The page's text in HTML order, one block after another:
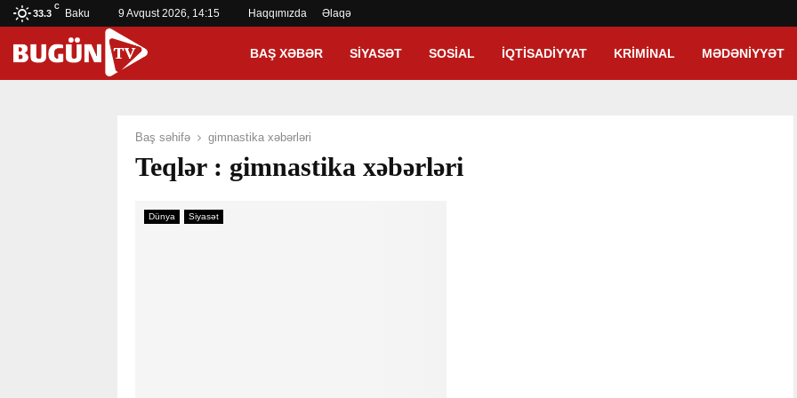
33.3
C
Baku 9 Avqust 2026, 14:15 Haqqımızda Əlaqə
BAŞ XƏBƏR SIYASƏT SOSIAL İQTISADIYYAT KRIMINAL MƏDƏNIYYƏT
Baş səhifə gimnastika xəbərləri
Teqlər : gimnastika xəbərləri
Dünya Siyasət